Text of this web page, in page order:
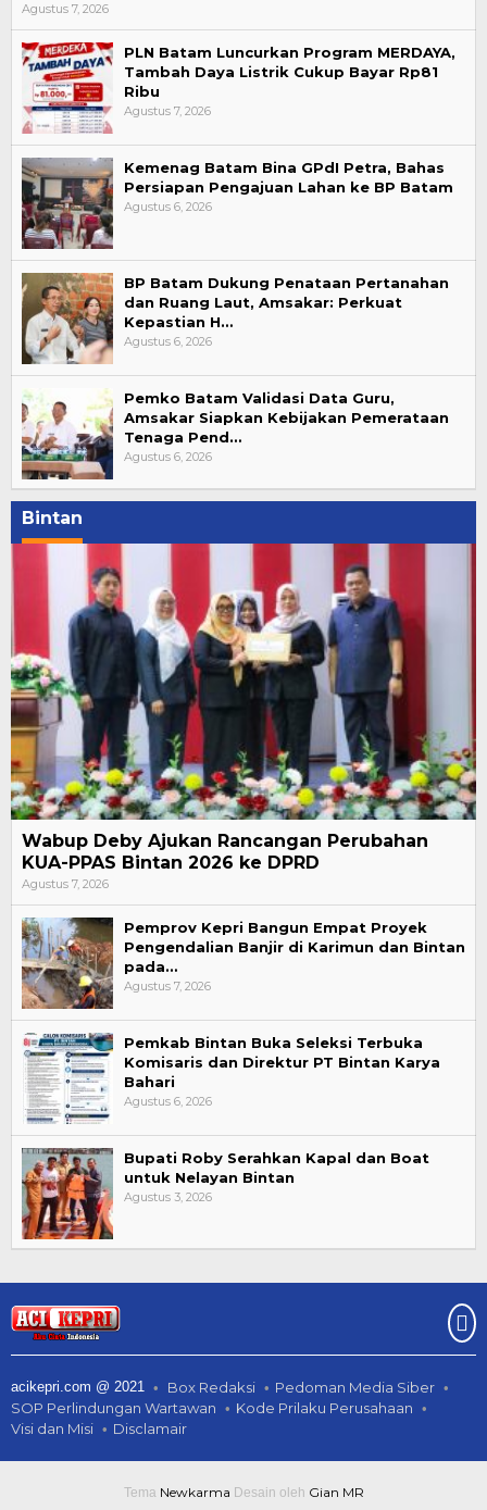
Agustus 7, 2026
PLN Batam Luncurkan Program MERDAYA,
Tambah Daya Listrik Cukup Bayar Rp81
Ribu
Agustus 7, 2026
Kemenag Batam Bina GPdI Petra, Bahas
Persiapan Pengajuan Lahan ke BP Batam
Agustus 6, 2026
BP Batam Dukung Penataan Pertanahan
dan Ruang Laut, Amsakar: Perkuat
Kepastian H…
Agustus 6, 2026
Pemko Batam Validasi Data Guru,
Amsakar Siapkan Kebijakan Pemerataan
Tenaga Pend…
Agustus 6, 2026
Bintan
Wabup Deby Ajukan Rancangan Perubahan
KUA-PPAS Bintan 2026 ke DPRD
Agustus 7, 2026
Pemprov Kepri Bangun Empat Proyek
Pengendalian Banjir di Karimun dan Bintan
pada…
Agustus 7, 2026
Pemkab Bintan Buka Seleksi Terbuka
Komisaris dan Direktur PT Bintan Karya
Bahari
Agustus 6, 2026
Bupati Roby Serahkan Kapal dan Boat
untuk Nelayan Bintan
Agustus 3, 2026
acikepri.com @ 2021 Box Redaksi
Pedoman Media Siber
SOP Perlindungan Wartawan
Kode Prilaku Perusahaan
Visi dan Misi
Disclamair
Tema Newkarma Desain oleh Gian MR